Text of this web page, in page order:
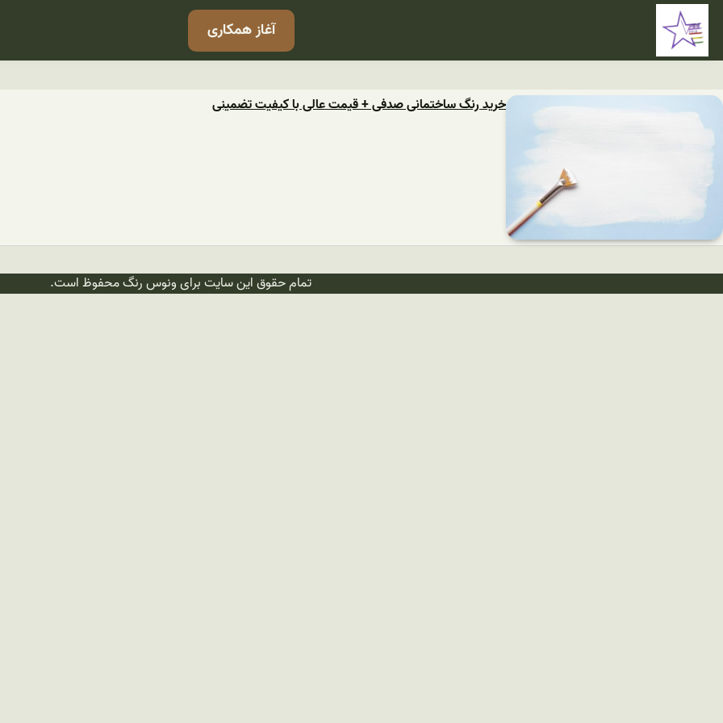
آغاز همکاری
خرید رنگ ساختمانی صدفی + قیمت عالی با کیفیت تضمینی
تمام حقوق این سایت برای ونوس رنگ محفوظ است.